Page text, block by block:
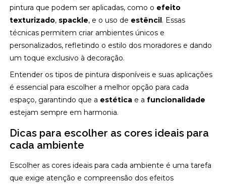
pintura que podem ser aplicadas, como o efeito
texturizado, spackle, e o uso de estêncil. Essas
técnicas permitem criar ambientes únicos e
personalizados, refletindo o estilo dos moradores e dando
um toque exclusivo à decoração.
Entender os tipos de pintura disponíveis e suas aplicações
é essencial para escolher a melhor opção para cada
espaço, garantindo que a estética e afuncionalidade
estejam sempre em harmonia.
Dicas para escolher as cores ideais para
cada ambiente
Escolher as cores ideais para cada ambiente é uma tarefa
que exige atenção e compreensão dos efeitos